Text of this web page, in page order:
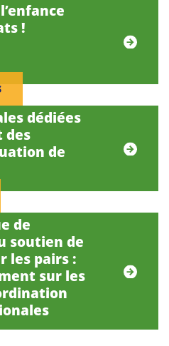
!
dédiées
des
de
de
soutien de
les pairs :
sur les